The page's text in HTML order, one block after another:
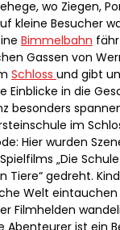
wo Ziegen,
kleine Besucher
Bimmelbahn
Gassen von
Schloss und gibt
Einblicke in die
besonders
im
Hier wurden
„Die
Tiere“ gedreht.
Welt
Filmhelden
Abenteurer ist ein